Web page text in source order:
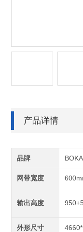
产品详情
品牌
网带宽度
输出高度
外形尺寸